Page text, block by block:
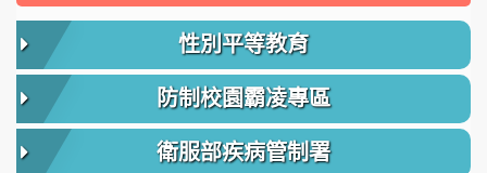
性別平等教育
防制校園霸凌專區
衛服部疾病管制署